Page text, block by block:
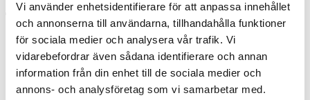
Vi använder enhetsidentifierare för att anpassa innehållet
och annonserna till användarna, tillhandahålla funktioner
för sociala medier och analysera vår trafik. Vi
vidarebefordrar även sådana identifierare och annan
information från din enhet till de sociala medier och
annons- och analysföretag som vi samarbetar med.
Tillbaka